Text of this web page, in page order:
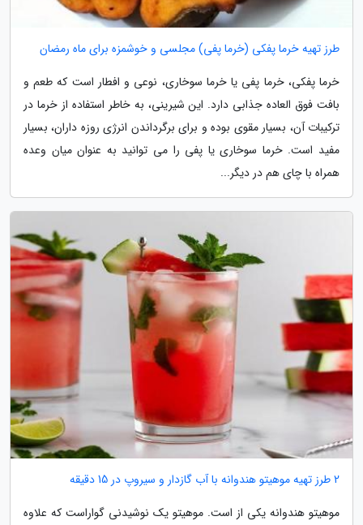
طرز تهیه خرما پفکی (خرما پفی) مجلسی و خوشمزه برای ماه رمضان
خرما پفکی، خرما پفی یا خرما سوخاری، نوعی و افطار است که طعم و
بافت فوق العاده جذابی دارد. این شیرینی، به خاطر استفاده از خرما در
ترکیبات آن، بسیار مقوی بوده و برای برگرداندن انرژی روزه داران، بسیار
مفید است. خرما سوخاری یا پفی را می توانید به عنوان میان وعده
همراه با چای هم در دیگر...
2 طرز تهیه موهیتو هندوانه با آب گازدار و سیروپ در 15 دقیقه
موهیتو هندوانه یکی از است. موهیتو یک نوشیدنی گواراست که علاوه